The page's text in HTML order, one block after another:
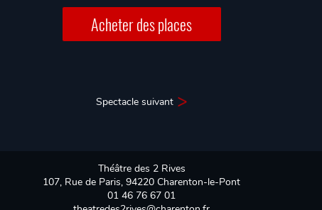
Acheter des places
Spectacle suivant
Théâtre des 2 Rives
107, Rue de Paris, 94220 Charenton-le-Pont
01 46 76 67 01